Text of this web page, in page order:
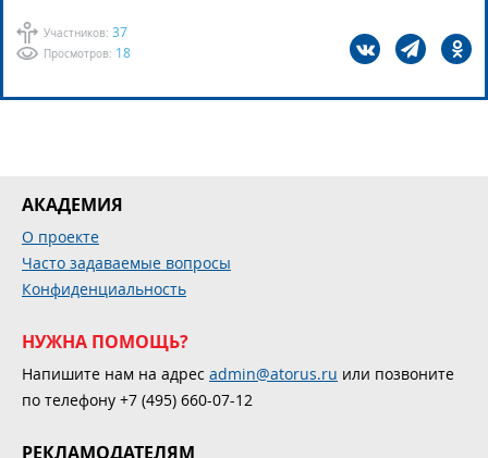
Участников: 37
Просмотров: 18
АКАДЕМИЯ
О проекте
Часто задаваемые вопросы
Конфиденциальность
НУЖНА ПОМОЩЬ?
Напишите нам на адрес admin@atorus.ru или позвоните
по телефону +7 (495) 660-07-12
РЕКЛАМОДАТЕЛЯМ